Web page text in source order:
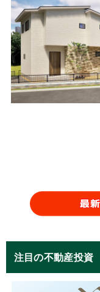
注目の不動産投資